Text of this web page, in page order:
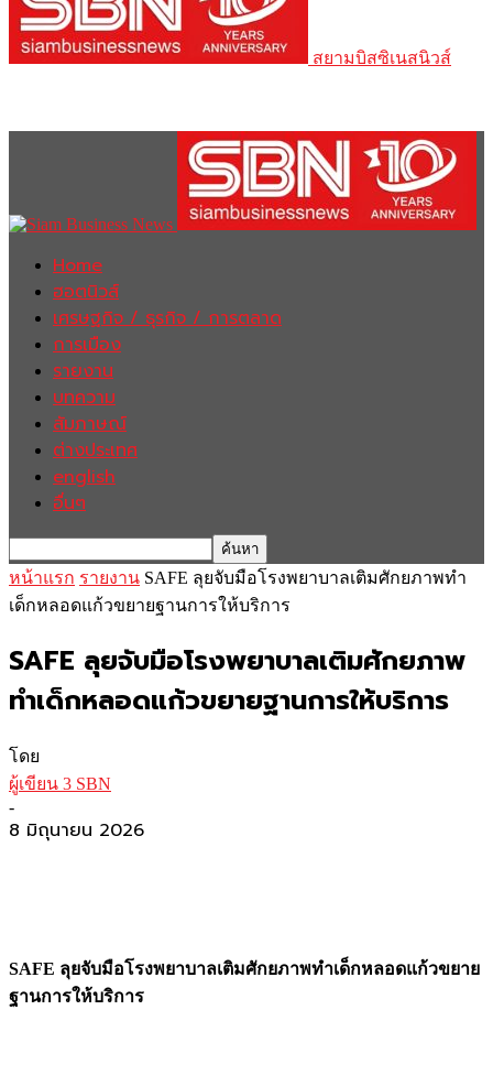
สยามบิสซิเนสนิวส์
Home
ฮอตนิวส์
เศรษฐกิจ / ธุรกิจ / การตลาด
การเมือง
รายงาน
บทความ
สัมภาษณ์
ต่างประเทศ
english
อื่นๆ
หน้าแรก รายงาน SAFE ลุยจับมือโรงพยาบาลเติมศักยภาพทำ
เด็กหลอดแก้วขยายฐานการให้บริการ
SAFE ลุยจับมือโรงพยาบาลเติมศักยภาพ
ทำเด็กหลอดแก้วขยายฐานการให้บริการ
โดย
ผู้เขียน 3 SBN
-
8 มิถุนายน 2026
SAFE ลุยจับมือโรงพยาบาลเติมศักยภาพทำเด็กหลอดแก้วขยาย
ฐานการให้บริการ